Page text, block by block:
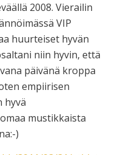
2008. Vierailin
VIP
huurteiset hyvän
niin hyvin, että
päivänä kroppa
empiirisen
hyvä
mustikkaista
)